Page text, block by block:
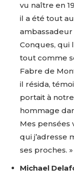
Prénom
Statut /
J'accepte les
* Champ
Adresse email*
Nom
Prénom
Statut /
vu naître en
il a été tout
ambassadeur
Conques, qui
tout comme
Fabre de
il résida,
portait à
hommage
Mes pensées
qui j’adresse
ses proches. »
Michael